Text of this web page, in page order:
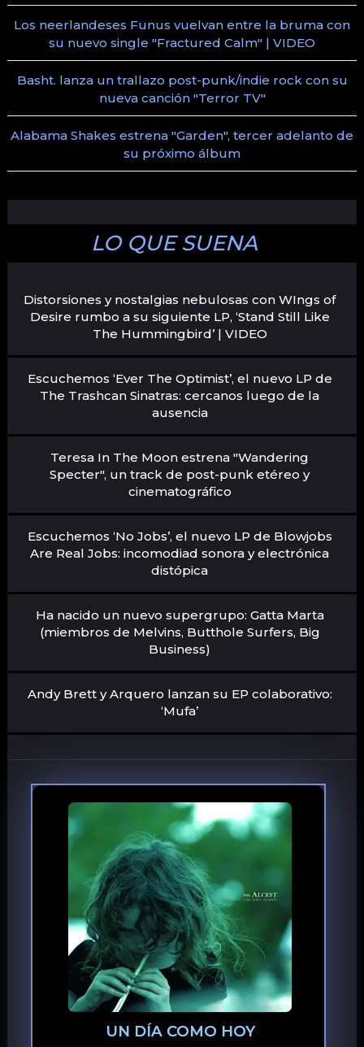
Los neerlandeses Funus vuelvan entre la bruma con
su nuevo single "Fractured Calm" | VIDEO
Basht. lanza un trallazo post-punk/indie rock con su
nueva canción "Terror TV"
Alabama Shakes estrena "Garden", tercer adelanto de
su próximo álbum
LO QUE SUENA
Distorsiones y nostalgias nebulosas con WIngs of
Desire rumbo a su siguiente LP, ‘Stand Still Like
The Hummingbird’ | VIDEO
Escuchemos ‘Ever The Optimist’, el nuevo LP de
The Trashcan Sinatras: cercanos luego de la
ausencia
Teresa In The Moon estrena "Wandering
Specter", un track de post-punk etéreo y
cinematográfico
Escuchemos ‘No Jobs’, el nuevo LP de Blowjobs
Are Real Jobs: incomodiad sonora y electrónica
distópica
Ha nacido un nuevo supergrupo: Gatta Marta
(miembros de Melvins, Butthole Surfers, Big
Business)
Andy Brett y Arquero lanzan su EP colaborativo:
‘Mufa’
UN DÍA COMO HOY